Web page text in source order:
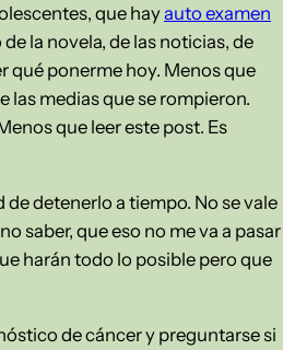
que hayauto examen
la novela, de las noticias, de
qué ponerme hoy. Menos que
las medias que se rompieron.
que leer este post. Es
detenerlo a tiempo. No se vale
saber, que eso no me va a pasar
harán todo lo posible pero que
de cáncer y preguntarse si